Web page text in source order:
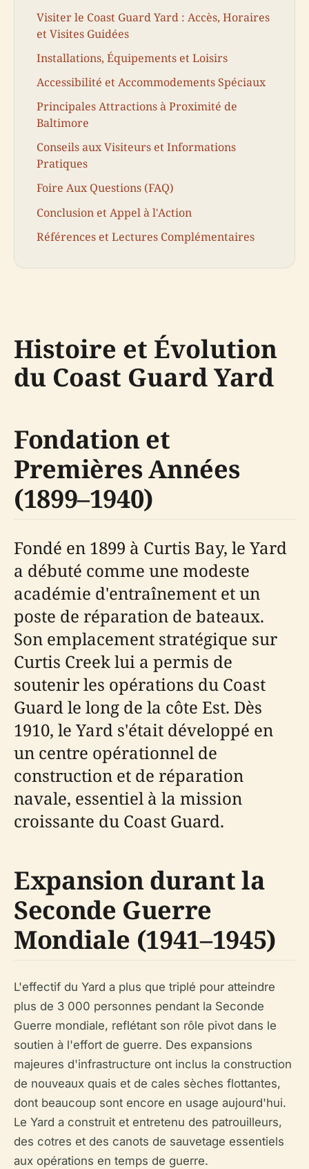
Visiter le Coast Guard Yard : Accès, Horaires
et Visites Guidées
Installations, Équipements et Loisirs
Accessibilité et Accommodements Spéciaux
Principales Attractions à Proximité de
Baltimore
Conseils aux Visiteurs et Informations
Pratiques
Foire Aux Questions (FAQ)
Conclusion et Appel à l'Action
Références et Lectures Complémentaires
Histoire et Évolution
du Coast Guard Yard
Fondation et
Premières Années
(1899–1940)
Fondé en 1899 à Curtis Bay, le Yard
a débuté comme une modeste
académie d'entraînement et un
poste de réparation de bateaux.
Son emplacement stratégique sur
Curtis Creek lui a permis de
soutenir les opérations du Coast
Guard le long de la côte Est. Dès
1910, le Yard s'était développé en
un centre opérationnel de
construction et de réparation
navale, essentiel à la mission
croissante du Coast Guard.
Expansion durant la
Seconde Guerre
Mondiale (1941–1945)
L'effectif du Yard a plus que triplé pour atteindre
plus de 3 000 personnes pendant la Seconde
Guerre mondiale, reflétant son rôle pivot dans le
soutien à l'effort de guerre. Des expansions
majeures d'infrastructure ont inclus la construction
de nouveaux quais et de cales sèches flottantes,
dont beaucoup sont encore en usage aujourd'hui.
Le Yard a construit et entretenu des patrouilleurs,
des cotres et des canots de sauvetage essentiels
aux opérations en temps de guerre.